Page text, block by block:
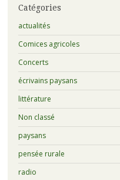
Catégories
actualités
Comices agricoles
Concerts
écrivains paysans
littérature
Non classé
paysans
pensée rurale
radio